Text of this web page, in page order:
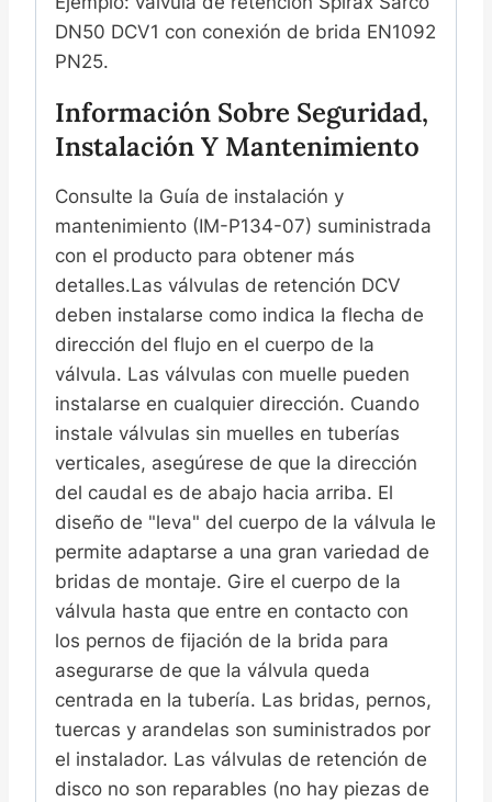
DN50 DCV1 con conexión de brida EN1092
PN25.
Información Sobre Seguridad,
Instalación Y Mantenimiento
Consulte la Guía de instalación y
mantenimiento (IM-P134-07) suministrada
con el producto para obtener más
detalles.Las válvulas de retención DCV
deben instalarse como indica la flecha de
dirección del flujo en el cuerpo de la
válvula. Las válvulas con muelle pueden
instalarse en cualquier dirección. Cuando
instale válvulas sin muelles en tuberías
verticales, asegúrese de que la dirección
del caudal es de abajo hacia arriba. El
diseño de "leva" del cuerpo de la válvula le
permite adaptarse a una gran variedad de
bridas de montaje. Gire el cuerpo de la
válvula hasta que entre en contacto con
los pernos de fijación de la brida para
asegurarse de que la válvula queda
centrada en la tubería. Las bridas, pernos,
tuercas y arandelas son suministrados por
el instalador. Las válvulas de retención de
disco no son reparables (no hay piezas de